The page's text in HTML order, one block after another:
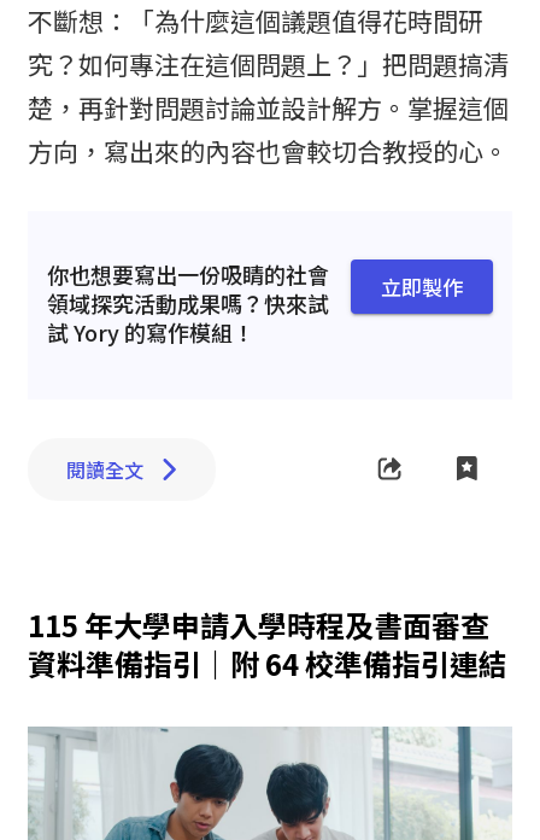
不斷想：「為什麼這個議題值得花時間研
究？如何專注在這個問題上？」把問題搞清
楚，再針對問題討論並設計解方。掌握這個
方向，寫出來的內容也會較切合教授的心。
你也想要寫出一份吸睛的社會
領域探究活動成果嗎？快來試
試 Yory 的寫作模組！
立即製作
閱讀全文
115 年大學申請入學時程及書面審查
資料準備指引｜附 64 校準備指引連結